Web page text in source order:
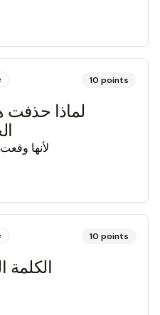
10 points
لماذا
لأنها
10 points